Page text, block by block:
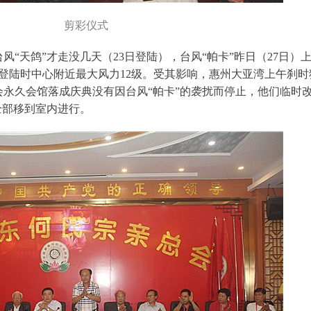
剪彩仪式
“天鸽”才走没几天（23日登陆），台风“帕卡”昨日（27日）
陆时中心附近最大风力12级。受其影响，惠州大亚湾上午刹时
久会馆落成庆典没有因台风“帕卡”的袭扰而停止，他们临时
移到室内进行。